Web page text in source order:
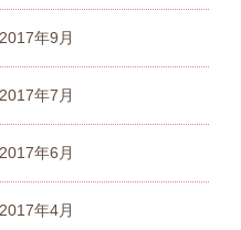
2017年9月
2017年7月
2017年6月
2017年4月